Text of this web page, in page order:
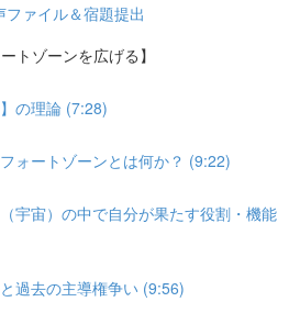
ァイル＆宿題提出
ゾーンを広げる】
の理論 (7:28)
ォートゾーンとは何か？ (9:22)
宇宙）の中で自分が果たす役割・機能
過去の主導権争い (9:56)